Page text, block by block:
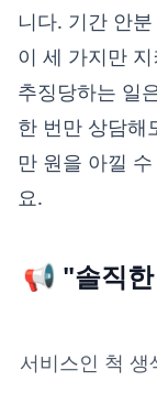
니다. 기간 안
이 세 가지만
추징당하는 일
한 번만 상담해
만 원을 아낄
요.
📢 "솔직한
서비스인 척